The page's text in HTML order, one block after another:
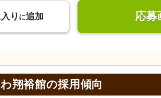
り に追加 応募
翔裕館の採用傾向